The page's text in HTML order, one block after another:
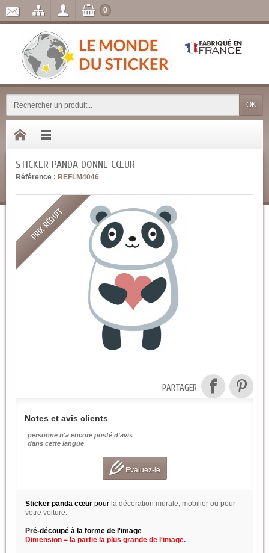
OK
0
STICKER PANDA DONNE CŒUR
Référence : REFLM4046
PRIX RÉDUIT
PARTAGER
Notes et avis clients
personne n'a encore posté d'avis
dans cette langue
Evaluez-le
Sticker panda cœur pour la décoration murale, mobilier ou pour
votre voiture.
Pré-découpé à la forme de l'image
Dimension = la partie la plus grande de l'image.